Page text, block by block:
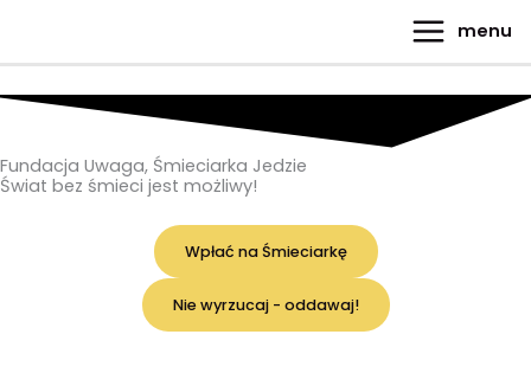
treści
Main
Menu
menu
Fundacja Uwaga, Śmieciarka Jedzie
Świat bez śmieci jest możliwy!
Wpłać na Śmieciarkę
Nie wyrzucaj - oddawaj!